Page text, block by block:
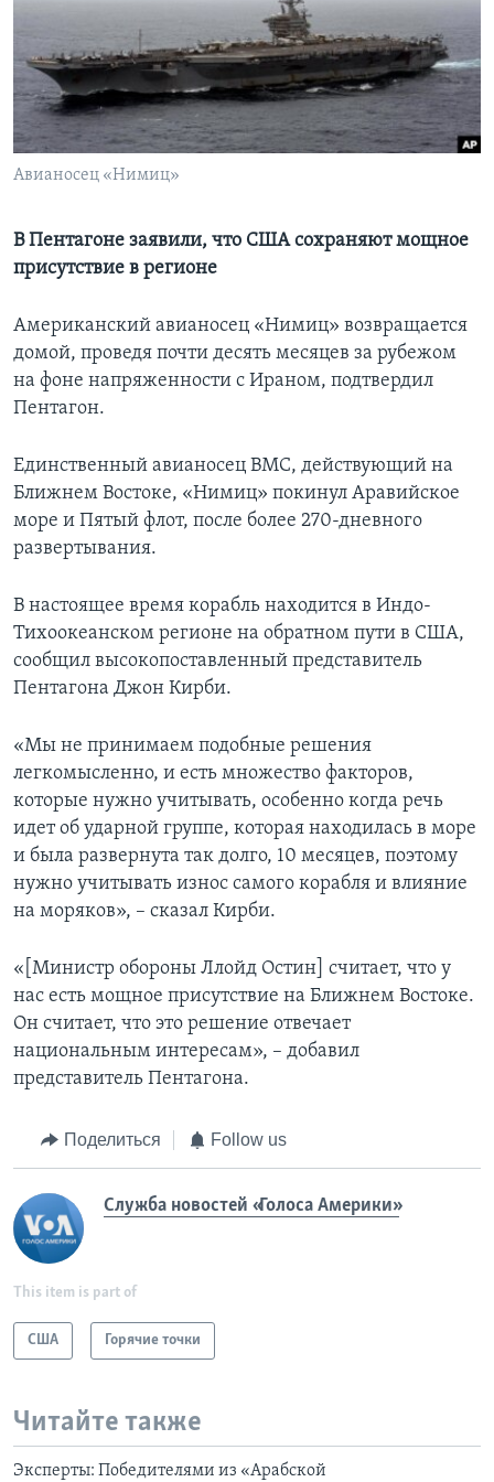
Learning English
СОЦИАЛЬНЫЕ СЕТИ
Авианосец «Нимиц»
В Пентагоне заявили, что США сохраняют мощное
присутствие в регионе
Американский авианосец «Нимиц» возвращается
домой, проведя почти десять месяцев за рубежом
на фоне напряженности с Ираном, подтвердил
Пентагон.
Единственный авианосец ВМС, действующий на
Ближнем Востоке, «Нимиц» покинул Аравийское
море и Пятый флот, после более 270-дневного
развертывания.
В настоящее время корабль находится в Индо-
Тихоокеанском регионе на обратном пути в США,
сообщил высокопоставленный представитель
Пентагона Джон Кирби.
«Мы не принимаем подобные решения
легкомысленно, и есть множество факторов,
которые нужно учитывать, особенно когда речь
идет об ударной группе, которая находилась в море
и была развернута так долго, 10 месяцев, поэтому
нужно учитывать износ самого корабля и влияние
на моряков», – сказал Кирби.
«[Министр обороны Ллойд Остин] считает, что у
нас есть мощное присутствие на Ближнем Востоке.
Он считает, что это решение отвечает
национальным интересам», – добавил
представитель Пентагона.
Поделиться Follow us
Служба новостей «Голоса Америки»
This item is part of
США Горячие точки
Читайте также
Эксперты: Победителями из «Арабской